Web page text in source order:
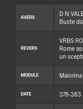
AVERS
D N
Buste
REVERS
VRBS
Rome
un
MODULE
DATE 378-383